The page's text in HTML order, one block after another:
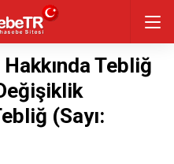
Tebliğ
(Sayı: